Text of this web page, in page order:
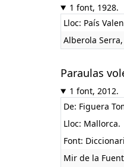
1 font, 1928.
Lloc: País
Alberola
Paraulas
1 font, 2012.
De: Figuera
Lloc: Mallorca.
Font:
Mir de la